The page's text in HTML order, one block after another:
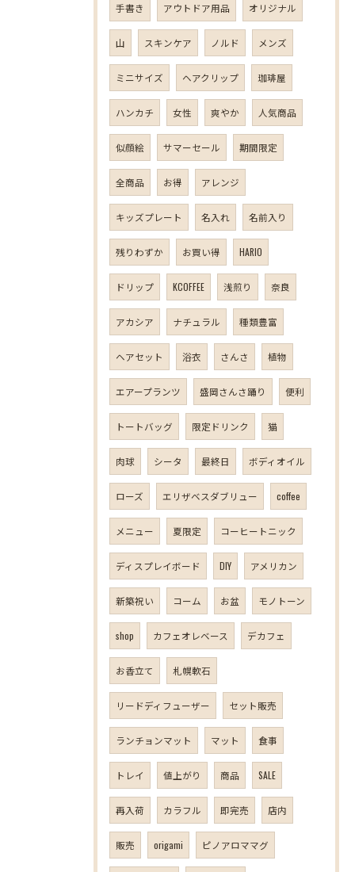
手書き アウトドア用品 オリジナル
山 スキンケア ノルド メンズ
ミニサイズ ヘアクリップ 珈琲屋
ハンカチ 女性 爽やか 人気商品
似顔絵 サマーセール 期間限定
全商品 お得 アレンジ
キッズプレート 名入れ 名前入り
残りわずか お買い得 HARIO
ドリップ KCOFFEE 浅煎り 奈良
アカシア ナチュラル 種類豊富
ヘアセット 浴衣 さんさ 植物
エアープランツ 盛岡さんさ踊り 便利
トートバッグ 限定ドリンク 猫
肉球 シータ 最終日 ボディオイル
ローズ エリザベスダブリュー coffee
メニュー 夏限定 コーヒートニック
ディスプレイボード DIY アメリカン
新築祝い コーム お盆 モノトーン
shop カフェオレベース デカフェ
お香立て 札幌軟石
リードディフューザー セット販売
ランチョンマット マット 食事
トレイ 値上がり 商品 SALE
再入荷 カラフル 即完売 店内
販売 origami ピノアロママグ